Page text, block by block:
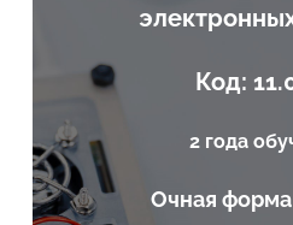
Код:
2 года
Очная